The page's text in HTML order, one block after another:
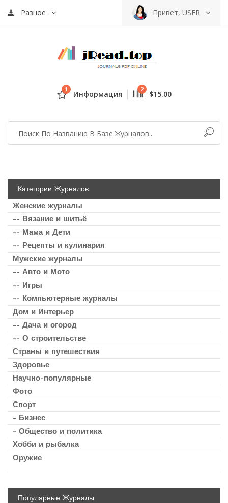
Разное Привет, USER
1 Информация 2 $15.00
Категории Журналов
Женские журналы
-- Вязание и шитьё
-- Мама и Дети
-- Рецепты и кулинария
Мужские журналы
-- Авто и Мото
-- Игры
-- Компьютерные журналы
Дом и Интерьер
-- Дача и огород
-- О строительстве
Страны и путешествия
Здоровье
Научно-популярные
Фото
Спорт
- Бизнес
- Общество и политика
Хобби и рыбалка
Оружие
Популярные Журналы